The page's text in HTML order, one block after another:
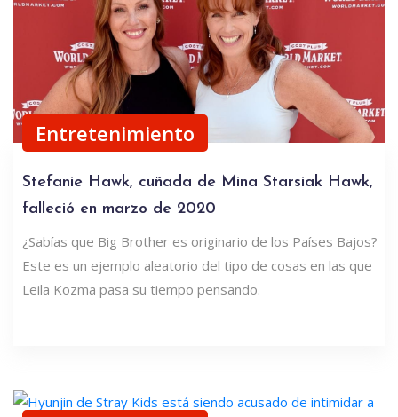
Entretenimiento
Stefanie Hawk, cuñada de Mina Starsiak Hawk,
falleció en marzo de 2020
¿Sabías que Big Brother es originario de los Países Bajos?
Este es un ejemplo aleatorio del tipo de cosas en las que
Leila Kozma pasa su tiempo pensando.